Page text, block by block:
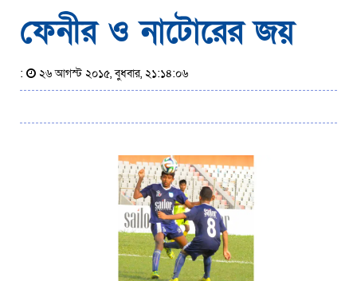
ফেনীর ও নাটোরের জয়
: ২৬ আগস্ট ২০১৫, বুধবার, ২১:১৪:০৬